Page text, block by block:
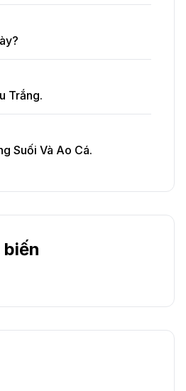
Trắng.
Suối Và Ao Cá.